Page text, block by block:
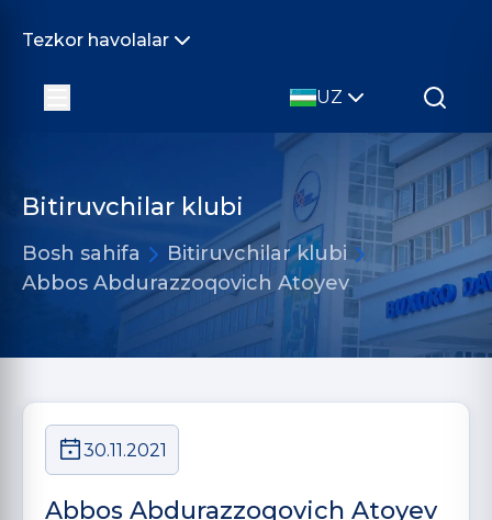
Tezkor havolalar
UZ
Bitiruvchilar klubi
Bosh sahifa
Bitiruvchilar klubi
Abbos Abdurazzoqovich Atoyev
30.11.2021
Abbos Abdurazzoqovich Atoyev